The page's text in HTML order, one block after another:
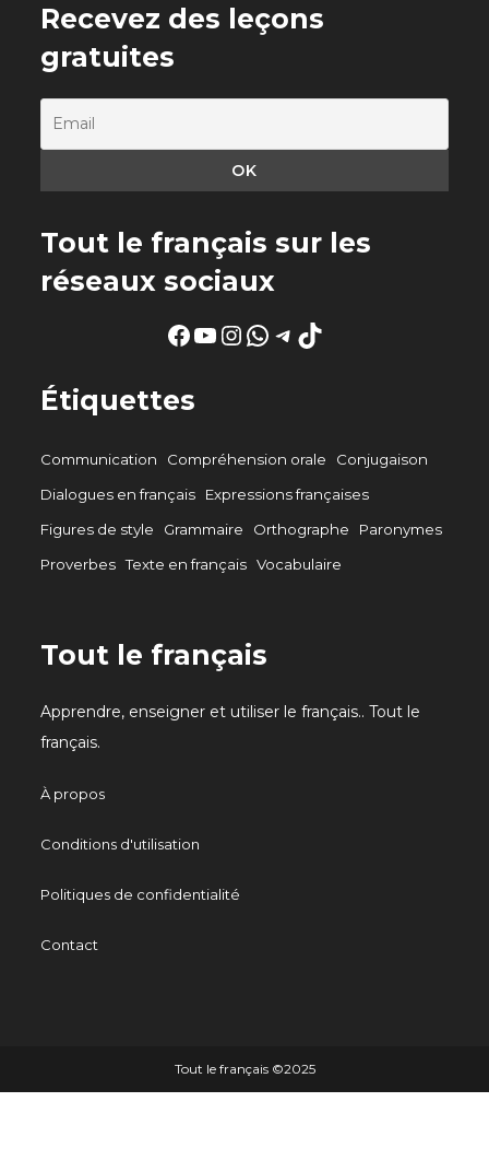
Recevez des leçons
gratuites
Tout le français sur les
réseaux sociaux
Facebook
YouTube
Instagram
WhatsApp
Telegram
TikTok
Étiquettes
Communication Compréhension orale
Conjugaison
Dialogues en français
Expressions françaises
Figures de style
Grammaire Orthographe
Paronymes
Proverbes Texte en français Vocabulaire
Tout le français
Apprendre, enseigner et utiliser le français.. Tout le
français.
À propos
Conditions d'utilisation
Politiques de confidentialité
Contact
Tout le français ©️2025